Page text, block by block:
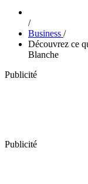
/
Business /
Découvrez ce
Blanche
Publicité
Publicité